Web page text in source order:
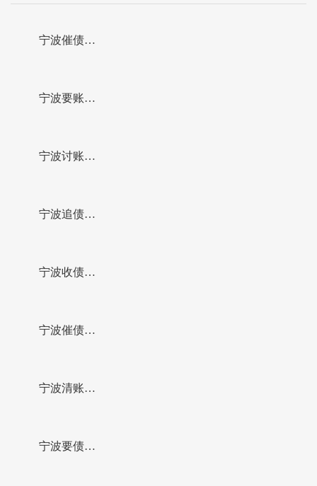
宁波催债公
司成功调解
一起建房劳
务合同纠
纷，耐心释
明法理，促
成双方当庭
达成调解协
宁波要账公
司成功化解
一起校园承
包欠薪引发
的矛盾纠
纷，为张某
追回14万元
宁波讨账公
司成功调解
一起因公司
资金周转困
难引发的纠
纷
宁波追债公
司成功调解
一起老人状
告子女的赡
养费纠纷，
宁波收债公
司成功调解
一起涉企买
卖合同纠
宁波催债公
司成功调处
一起辽宁省
宁波清账公
司成功调解
宁波要债公